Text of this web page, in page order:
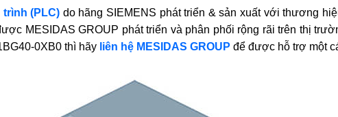
trình (PLC) do hãng SIEMENS phát triển & sản xuất với thương
MESIDAS GROUP phát triển và phân phối rộng rãi trên thị
0XB0 thì hãy liên hệ MESIDAS GROUP để được hỗ trợ một